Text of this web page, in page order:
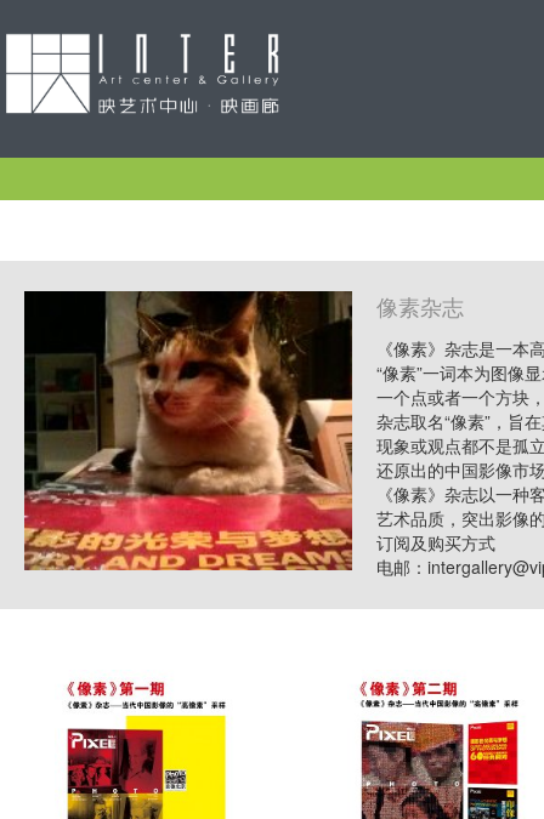
像素杂志
《像素》杂志是一
“像素”一词本为图像
一个点或者一个方块
杂志取名“像素”，旨
现象或观点都不是孤
还原出的中国影像市
《像素》杂志以一
艺术品质，突出影像
订阅及购买方式
电邮：